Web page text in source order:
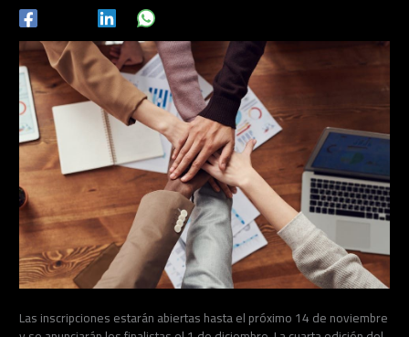
Las inscripciones estarán abiertas hasta el próximo 14 de noviembre